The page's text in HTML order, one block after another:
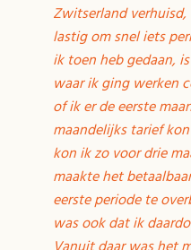
Zwitserland
lastig om snel iets
ik toen heb gedaan,
waar ik ging werken
of ik er de eerste
maandelijks tarief
kon ik zo voor drie
maakte het
eerste periode te
was ook dat ik
Vanuit daar was het